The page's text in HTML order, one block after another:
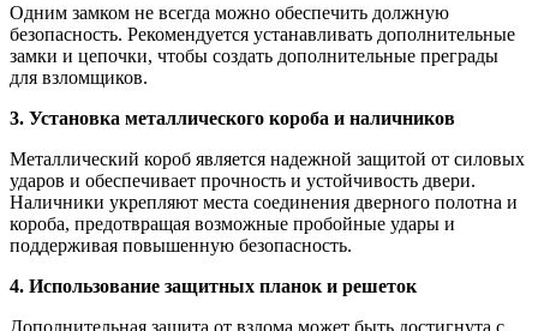
Одним замком не всегда можно обеспечить должную
безопасность. Рекомендуется устанавливать дополнительные
замки и цепочки, чтобы создать дополнительные преграды
для взломщиков.
3. Установка металлического короба и наличников
Металлический короб является надежной защитой от силовых
ударов и обеспечивает прочность и устойчивость двери.
Наличники укрепляют места соединения дверного полотна и
короба, предотвращая возможные пробойные удары и
поддерживая повышенную безопасность.
4. Использование защитных планок и решеток
Дополнительная защита от взлома может быть достигнута с